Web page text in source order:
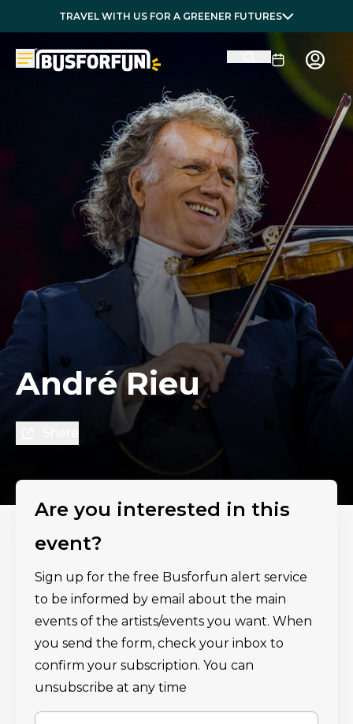
TRAVEL WITH US FOR A GREENER FUTURES
André Rieu
Are you interested in this
event?
Sign up for the free Busforfun alert service
to be informed by email about the main
events of the artists/events you want. When
you send the form, check your inbox to
confirm your subscription. You can
unsubscribe at any time